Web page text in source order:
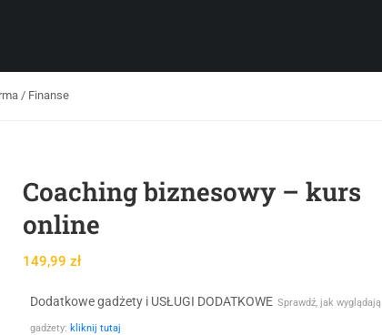
/ Finanse
Coaching biznesowy – kurs
online
149,99 zł
Dodatkowe gadżety i USŁUGI DODATKOWE Sprawdź, jak wyglądają
gadżety: kliknij tutaj